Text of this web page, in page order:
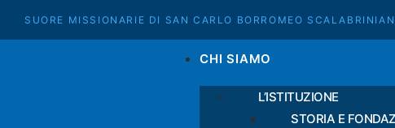
SUORE MISSIONARIE DI SAN CARLO BORROMEO
CHI SIAMO
L’ISTITUZIONE
STORIA E